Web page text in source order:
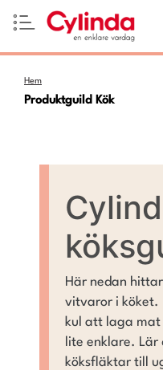
Hem
Produktguild Kök
Här nedan
vitvaror i köket.
kul att laga mat
lite enklare.
köksfläktar till